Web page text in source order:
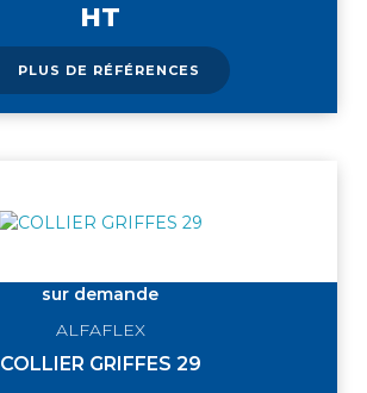
HT
PLUS DE RÉFÉRENCES
sur demande
ALFAFLEX
COLLIER GRIFFES 29